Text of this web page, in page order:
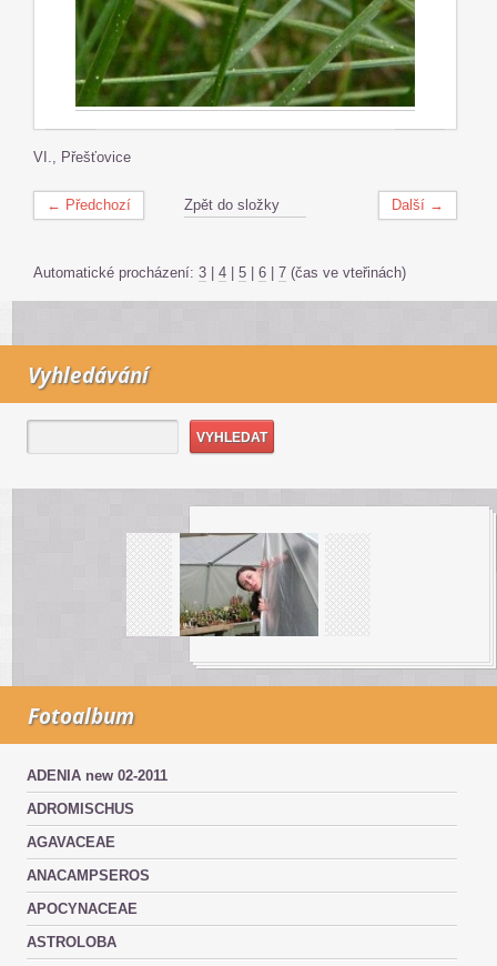
VI., Přešťovice
← Předchozí Další →
Zpět do složky
Automatické procházení: 3 4 5 6 7 (čas ve vteřinách)
Vyhledávání
Fotoalbum
ADENIA new 02-2011
ADROMISCHUS
AGAVACEAE
ANACAMPSEROS
APOCYNACEAE
ASTROLOBA